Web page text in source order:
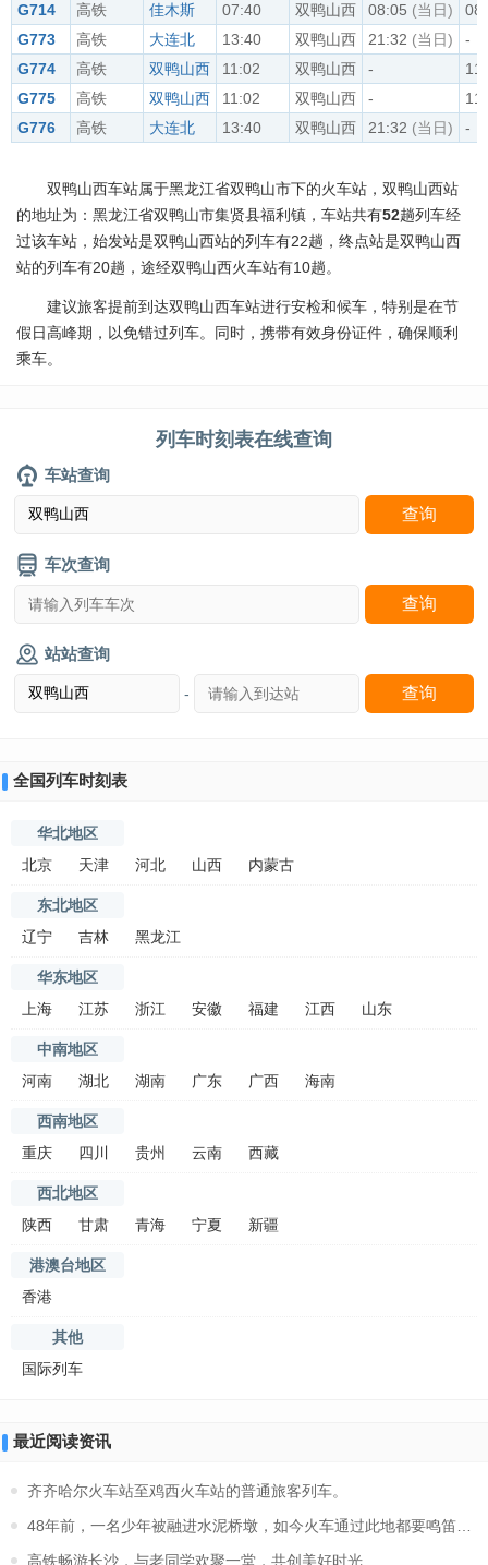
G714
高铁 佳木斯 07:40 双鸭山西 08:05 (当日)
G773
高铁 大连北 13:40 双鸭山西 21:32 (当日)
-
G774
高铁 双鸭山西 11:02 双鸭山西 -
G775
高铁 双鸭山西 11:02 双鸭山西 -
G776
高铁 大连北 13:40 双鸭山西 21:32 (当日) -
双鸭山西车站属于黑龙江省双鸭山市下的火车站，双鸭山西站
的地址为：黑龙江省双鸭山市集贤县福利镇，车站共有52趟列车经
过该车站，始发站是双鸭山西站的列车有22趟，终点站是双鸭山西
站的列车有20趟，途经双鸭山西火车站有10趟。
建议旅客提前到达双鸭山西车站进行安检和候车，特别是在节
假日高峰期，以免错过列车。同时，携带有效身份证件，确保顺利
乘车。
列车时刻表在线查询
车站查询
车次查询
站站查询
-
全国列车时刻表
华北地区
北京
天津 河北 山西 内蒙古
东北地区
辽宁
吉林 黑龙江
华东地区
上海
江苏 浙江 安徽 福建 江西 山东
中南地区
河南
湖北 湖南 广东 广西 海南
西南地区
重庆
四川 贵州 云南 西藏
西北地区
陕西
甘肃 青海 宁夏 新疆
港澳台地区
香港
其他
国际列车
最近阅读资讯
齐齐哈尔火车站至鸡西火车站的普通旅客列车。
48年前，一名少年被融进水泥桥墩，如今火车通过此地都要鸣笛30
高铁畅游长沙，与老同学欢聚一堂，共创美好时光